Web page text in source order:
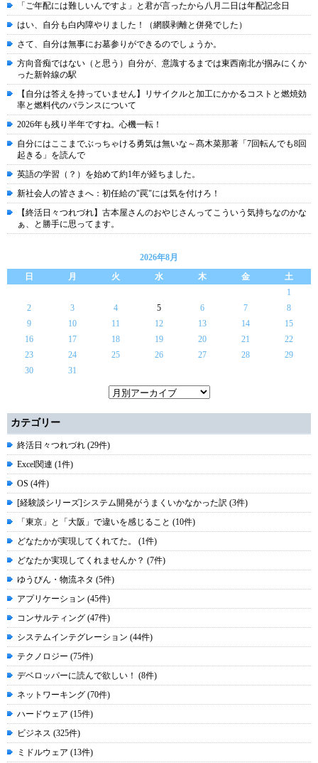
「ご年配には難しいんですよ」と君が言ったから八月二日は年配記念日
はい、自分も白内障やりました！（網膜剥離と併発でした）
さて、自分は無事にお墓参りができるのでしょうか。
方向音痴ではない（と思う）自分が、意識するまでは東西南北が掴みにくか
った新幹線の駅
【自分は答えを持っていません】リサイクルと加工にかかるコストと燃焼効
率と燃料代のバランスについて
2026年も残り半年ですね。心機一転！
自分にはここまでぶっちゃける勇気は無いな～髙木菜那著「7回転んでも8回
起きる」を読んで
英語の学習（？）を始めて約1年が経ちました。
新社会人の皆さまへ：初任給の"罠"には気を付けろ！
【終活日々つれづれ】古本屋さんのおやじさんってこういう気持ちなのかな
ぁ、と勝手に思ってます。
2026年8月
日
月 火 水 木 金
土
1
2
3 4 5 6 7
8
9
10 11 12 13 14
15
16
17 18 19 20 21
22
23
24 25 26 27 28
29
30
31
カテゴリー
終活日々つれづれ (29件)
Excel関連 (1件)
OS (4件)
[経験談シリーズ]システム開発がうまくいかなかった訳 (3件)
「東京」と「大阪」で違いを感じること (10件)
どなたかが実現してくれてた。 (1件)
どなたか実現してくれませんか？ (7件)
ゆうびん・物流ネタ (5件)
アプリケーション (45件)
コンサルティング (47件)
システムインテグレーション (44件)
テクノロジー (75件)
デベロッパーに読んで欲しい！ (8件)
ネットワーキング (70件)
ハードウェア (15件)
ビジネス (325件)
ミドルウェア (13件)